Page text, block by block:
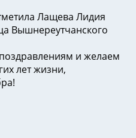
Лащева Лидия
Вышнереутчанского
и желаем
лет жизни,